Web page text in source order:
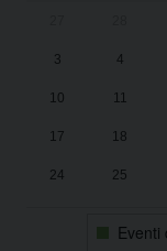
3 4
10 11
17 18
24 25
Eventi